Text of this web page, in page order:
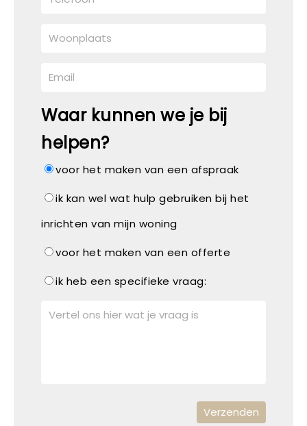
Waar kunnen we je bij
helpen?
voor het maken van een afspraak
ik kan wel wat hulp gebruiken bij het
inrichten van mijn woning
voor het maken van een offerte
ik heb een specifieke vraag: